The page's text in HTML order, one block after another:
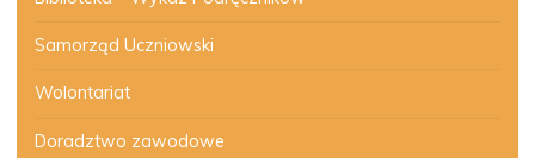
Samorząd Uczniowski
Wolontariat
Doradztwo zawodowe